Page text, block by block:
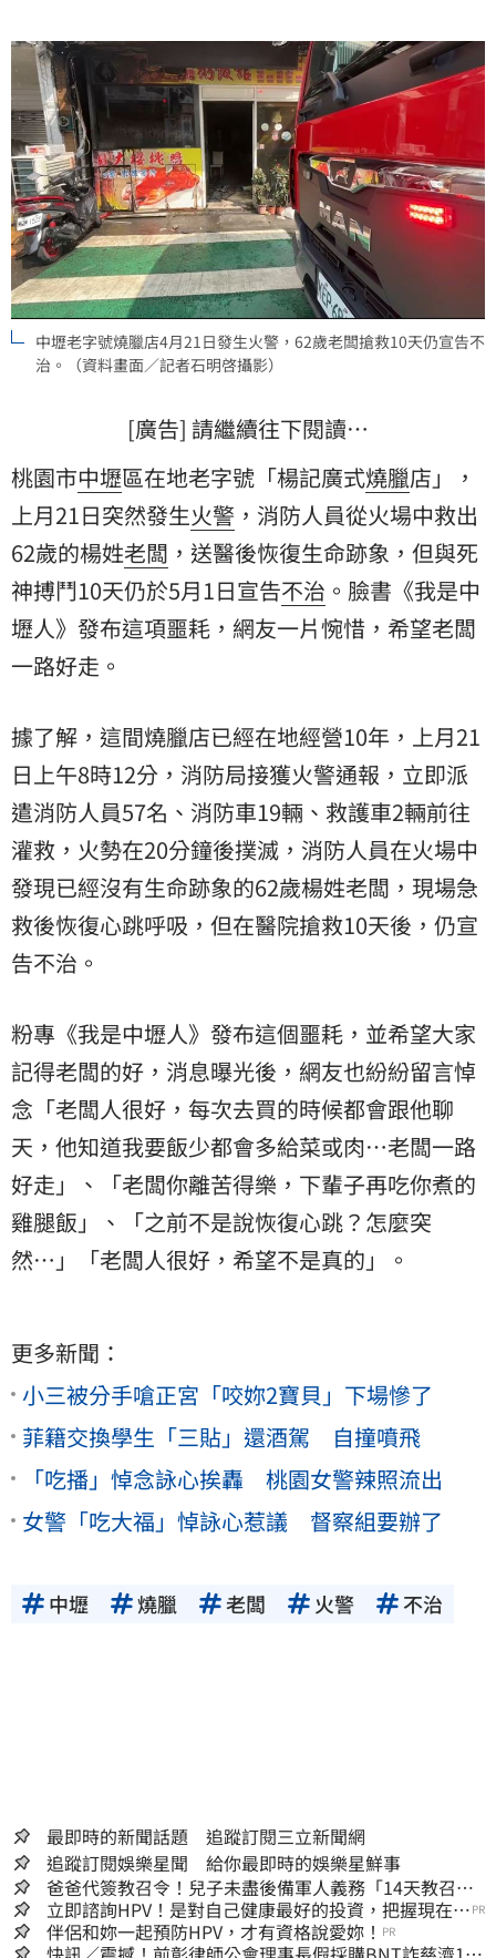
中壢老字號燒臘店4月21日發生火警，62歲老闆搶救10天仍宣告不
治。（資料畫面／記者石明啓攝影）
[廣告] 請繼續往下閱讀…
桃園市中壢區在地老字號「楊記廣式燒臘店」，
上月21日突然發生火警 ，消防人員從火場中救出
62歲的楊姓老闆 ，送醫後恢復生命跡象，但與死
神搏鬥10天仍於5月1日宣告不治 。臉書《我是中
壢人》發布這項噩耗，網友一片惋惜，希望老闆
一路好走。
據了解，這間燒臘店已經在地經營10年，上月21
日上午8時12分，消防局接獲火警通報，立即派
遣消防人員57名、消防車19輛、救護車2輛前往
灌救，火勢在20分鐘後撲滅，消防人員在火場中
發現已經沒有生命跡象的62歲楊姓老闆，現場急
救後恢復心跳呼吸，但在醫院搶救10天後，仍宣
告不治。
粉專《我是中壢人》發布這個噩耗，並希望大家
記得老闆的好，消息曝光後，網友也紛紛留言悼
念「老闆人很好，每次去買的時候都會跟他聊
天，他知道我要飯少都會多給菜或肉…老闆一路
好走」、「老闆你離苦得樂，下輩子再吃你煮的
雞腿飯」、「之前不是說恢復心跳？怎麼突
然…」「老闆人很好，希望不是真的」。
更多新聞：
小三被分手嗆正宮「咬妳2寶貝」下場慘了
菲籍交換學生「三貼」還酒駕 自撞噴飛
「吃播」悼念詠心挨轟 桃園女警辣照流出
女警「吃大福」悼詠心惹議 督察組要辦了
中壢 燒臘 老闆 火警 不治
最即時的新聞話題 追蹤訂閱三立新聞網
追蹤訂閱娛樂星聞 給你最即時的娛樂星鮮事
爸爸代簽教召令！兒子未盡後備軍人義務「14天教召不
去」換3個月刑期
立即諮詢HPV！是對自己健康最好的投資，把握現在不
嫌晚！
PR
伴侶和妳一起預防HPV，才有資格說愛妳！ PR